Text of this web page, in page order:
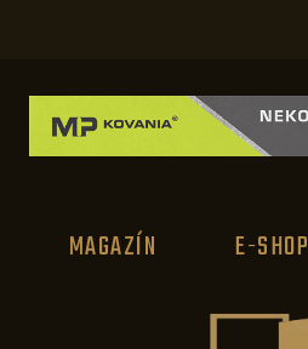
MAGAZÍN E-SHOP